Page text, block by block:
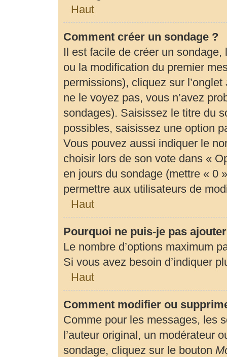
Haut
Comment créer un sondage ?
Il est facile de créer un sondage,
ou la modification du premier
permissions), cliquez sur l’onglet
ne le voyez pas, vous n’avez
sondages). Saisissez le titre du
possibles, saisissez une option
Vous pouvez aussi indiquer le
choisir lors de son vote dans «
en jours du sondage (mettre « 0
permettre aux utilisateurs de
Haut
Pourquoi ne puis-je pas
Le nombre d’options maximum
Si vous avez besoin d’indiquer
Haut
Comment modifier ou
Comme pour les messages, les
l’auteur original, un modérateur
sondage, cliquez sur le bouton